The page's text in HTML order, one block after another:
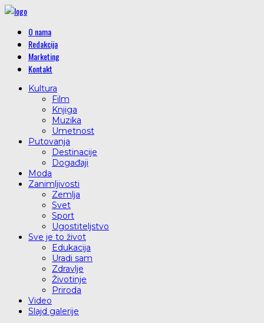
O nama
Redakcija
Marketing
Kontakt
Kultura
Film
Knjiga
Muzika
Umetnost
Putovanja
Destinacije
Događaji
Moda
Zanimljivosti
Zemlja
Svet
Sport
Ugostiteljstvo
Sve je to život
Edukacija
Uradi sam
Zdravlje
Životinje
Priroda
Video
Slajd galerije